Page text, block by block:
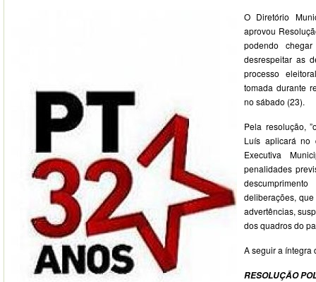
O Diretório
aprovou
podendo
desrespeitar as
processo
tomada durante
no sábado (23).
Pela resolução,
Luís aplicará no
Executiva
penalidades
deliberações,
advertências,
dos quadros do
A seguir a íntegra
RESOLUÇÃO